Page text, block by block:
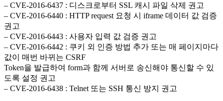
– CVE-2016-6437 : 디스크로부터 SSL 캐시 파일 삭제 권고
– CVE-2016-6440 : HTTP request 요청 시 iframe 데이터 값 검증
권고
– CVE-2016-6443 : 사용자 입력 값 검증 권고
– CVE-2016-6442 : 쿠키 외 인증 방법 추가 또는 매 페이지마다
값이 매번 바뀌는 CSRF
Token을 발급하여 form과 함께 서버로 송신해야 통신할 수 있
도록 설정 권고
– CVE-2016-6438 : Telnet 또는 SSH 통신 방지 권고